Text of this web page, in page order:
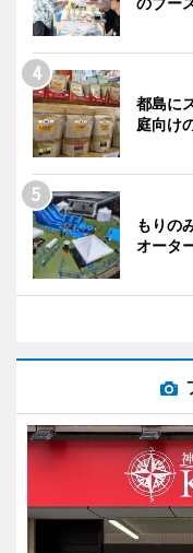
都島に
庭向け
もりの
オータ